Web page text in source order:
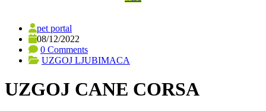
pet portal
08/12/2022
0 Comments
UZGOJ LJUBIMACA
UZGOJ CANE CORSA